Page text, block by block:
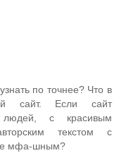
по точнее? Что в
сайт. Если сайт
с красивым
текстом с
мфа-шным?